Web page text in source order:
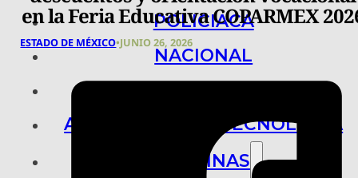
POLICIACA
NACIONAL
ARTE, CIENCIA Y TECNOLOGÍA
COLUMNAS
en la Feria Educativa COPARMEX
ESTADO DE MÉXICO•JUNIO 26, 2026